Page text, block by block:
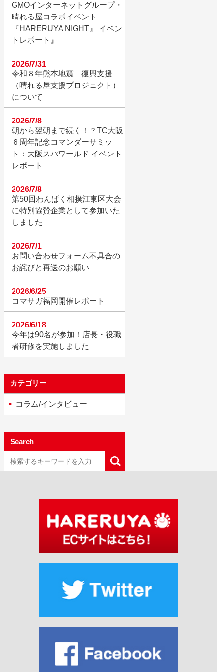
GMOインターネットグループ・
晴れる屋コラボイベント
『HARERUYA NIGHT』 イベン
トレポート』
令和８年熊本地震 復興支援
（晴れる屋支援プロジェクト）
について
2026/7/31
朝から翌朝まで続く！？TC大阪
６周年記念コマンダーサミッ
ト：大阪スパワールド イベント
レポート
2026/7/8
第50回わんぱく相撲江東区大会
に特別協賛企業として参加いた
しました
2026/7/8
お問い合わせフォーム不具合の
お詫びと再送のお願い
2026/7/1
コマサガ福岡開催レポート
2026/6/25
今年は90名が参加！店長・役職
者研修を実施しました
2026/6/18
カテゴリー
コラム/インタビュー
Search